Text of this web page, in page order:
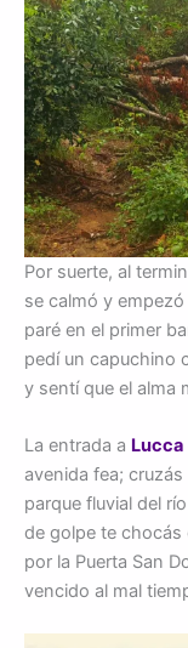
Por suerte, al
se calmó y
paré en el primer
pedí un capuchino
y sentí que el alma
La entrada a Lucca
avenida fea;
parque fluvial del
de golpe te chocás
por la Puerta San
vencido al mal